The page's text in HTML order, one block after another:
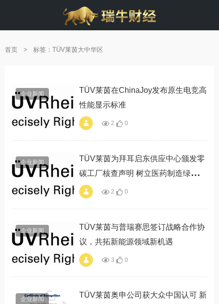
首页 > 标签：TÜV莱茵大中华区
企业新闻
ChinaJoy发布原生
准"
TÜV莱茵在ChinaJoy发布原生电竞高
性能显示标准
2 0
企业新闻
启东供应中心颁发零
立医药制造绿色转型
标杆"
TÜV莱茵为拜耳启东供应中心颁发零
碳工厂核查声明 树立医药制造绿色转
型标杆
2 0
企业新闻
赛思签订战略合作协
新机遇"
TÜV莱茵与普瑞赛思签订战略合作协
议，共拓新能源领域新机遇
3 0
企业新闻
TÜV莱茵奥申公司获大众中国认可 新